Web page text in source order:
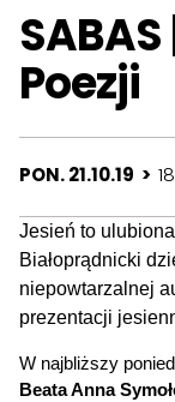
Poezji
PON. 21.10.19 >
Jesień to
Białoprądnicki
niepowtarzalnej
prezentacji
W najbliższy
Beata Anna